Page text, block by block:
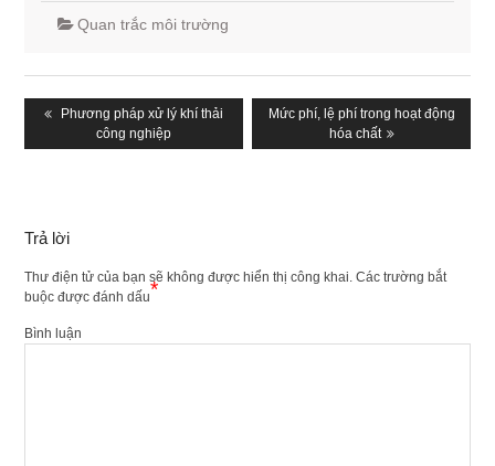
Quan trắc môi trường
hướngPrevious
Phương pháp xử lý khí thải
công nghiệp
Next
Mức phí, lệ phí trong hoạt động
hóa chất
Trả lời
Thư điện tử của bạn sẽ không được hiển thị công khai.Các trường bắt
buộc được đánh dấu*
Bình luận